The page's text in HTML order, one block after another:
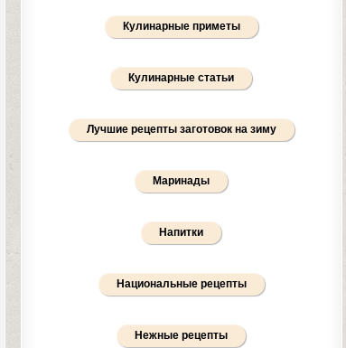
Кулинарные приметы
Кулинарные статьи
Лучшие рецепты заготовок на зиму
Маринады
Напитки
Национальные рецепты
Нежные рецепты